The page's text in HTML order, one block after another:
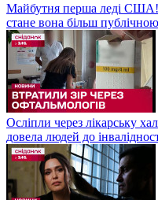
Майбутня перша леді
стане вона більш
Осліпли через лікарську
довела людей до